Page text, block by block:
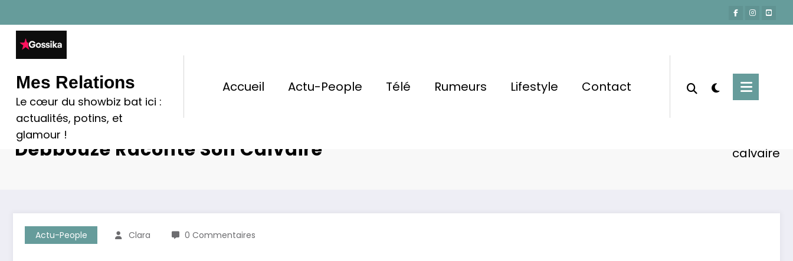
au
contenu
Mes Relations
Le cœur du showbiz bat ici :
actualités, potins, et
glamour !
Accueil Actu-People Télé Rumeurs Lifestyle Contact
Fame, Fortune Et Solitude : Jamel
Debbouze Raconte Son Calvaire
calvaire
Actu-People Clara 0 Commentaires